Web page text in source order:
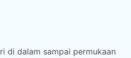
di dalam sampai permukaan